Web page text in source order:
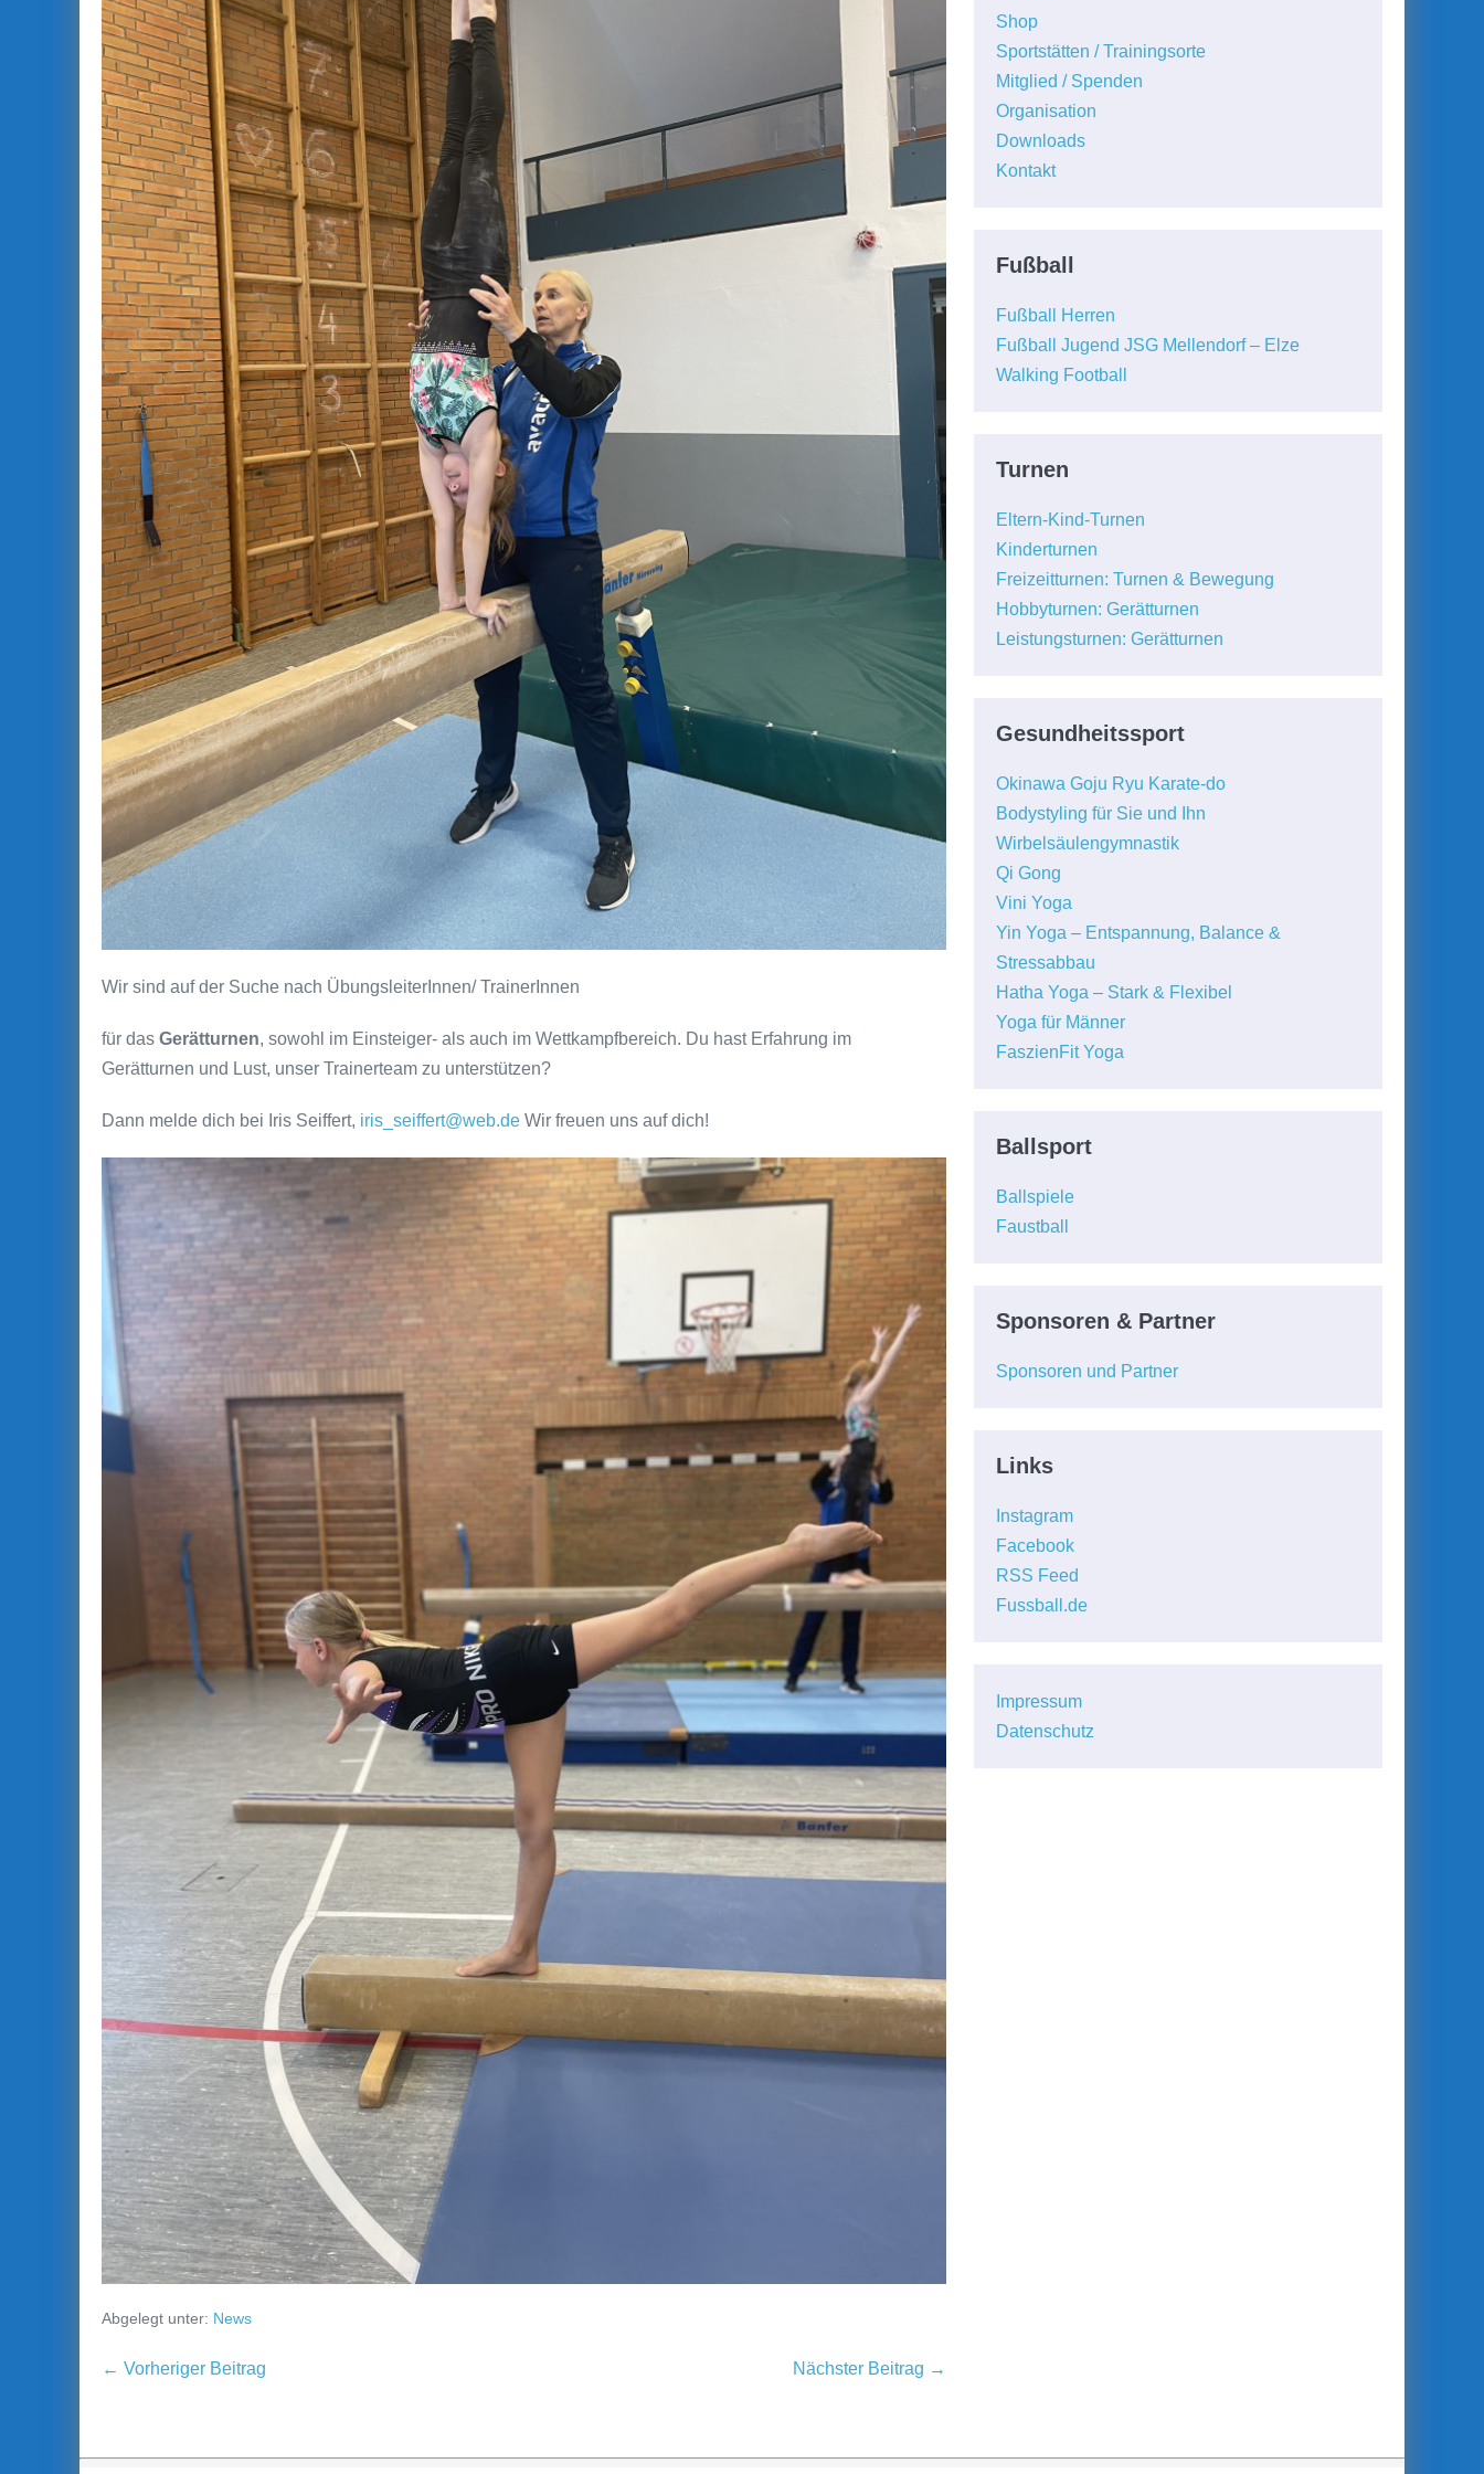
Wir sind auf der Suche nach ÜbungsleiterInnen/ TrainerInnen
für das Gerätturnen, sowohl im Einsteiger- als auch im Wettkampfbereich. Du hast Erfahrung im
Gerätturnen und Lust, unser Trainerteam zu unterstützen?
Dann melde dich bei Iris Seiffert, iris_seiffert@web.de Wir freuen uns auf dich!
Abgelegt unter: News
Beitragsnavigation
← Vorheriger Beitrag Nächster Beitrag →
Shop
Sportstätten / Trainingsorte
Mitglied / Spenden
Organisation
Downloads
Kontakt
Fußball
Fußball Herren
Fußball Jugend JSG Mellendorf – Elze
Walking Football
Turnen
Eltern-Kind-Turnen
Kinderturnen
Freizeitturnen: Turnen & Bewegung
Hobbyturnen: Gerätturnen
Leistungsturnen: Gerätturnen
Gesundheitssport
Okinawa Goju Ryu Karate-do
Bodystyling für Sie und Ihn
Wirbelsäulengymnastik
Qi Gong
Vini Yoga
Yin Yoga – Entspannung, Balance &
Stressabbau
Hatha Yoga – Stark & Flexibel
Yoga für Männer
FaszienFit Yoga
Ballsport
Ballspiele
Faustball
Sponsoren & Partner
Sponsoren und Partner
Links
Instagram
Facebook
RSS Feed
Fussball.de
Impressum
Datenschutz